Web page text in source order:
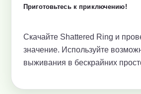
Приготовьтесь к приключению!
Скачайте Shattered Ring и
значение. Используйте
выживания в бескрайних